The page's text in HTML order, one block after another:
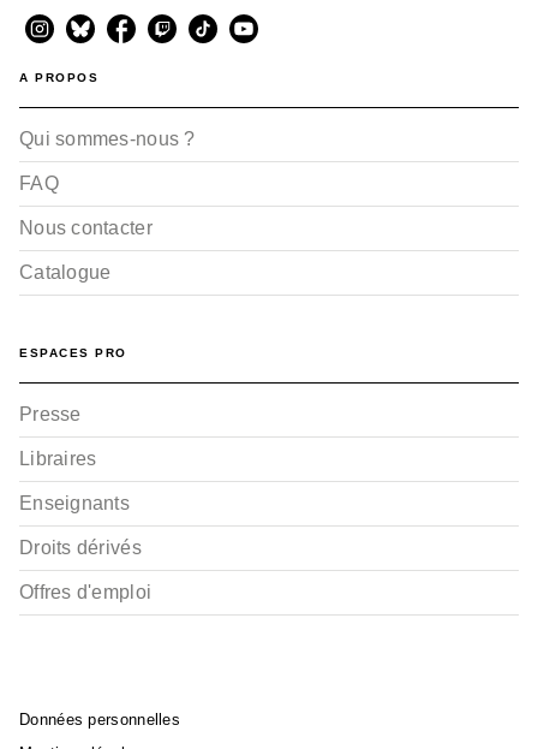
A PROPOS
Qui sommes-nous ?
FAQ
Nous contacter
Catalogue
ESPACES PRO
Presse
Libraires
Enseignants
Droits dérivés
Offres d'emploi
Données personnelles